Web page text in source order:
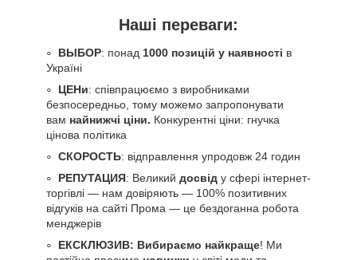
Наші переваги:
ВЫБОР: понад 1000 позицій у наявності в
Україні
ЦЕНи: співпрацюємо з виробниками
безпосередньо, тому можемо запропонувати
вам найнижчі ціни. Конкурентні ціни: гнучка
цінова політика
СКОРОСТЬ: відправлення упродовж 24 годин
РЕПУТАЦИЯ: Великий досвід у сфері інтернет-
торгівлі — нам довіряють — 100% позитивних
відгуків на сайті Прома — це бездоганна робота
менджерів
ЕКСКЛЮЗИВ: Вибираємо найкраще! Ми